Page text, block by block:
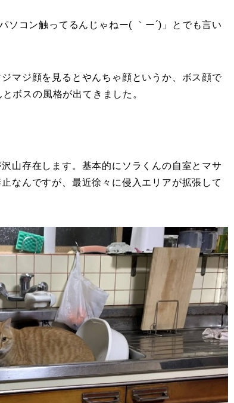
ソコン触ってるんじゃねー( ｀ー´)」とでも言い
マジ顔を見るとやんちゃ顔というか、ボス顔で
ボスの風格が出てきました。
山存在します。基本的にソラくんの自室とマサ
なんですが、最近徐々に侵入エリアが拡張して